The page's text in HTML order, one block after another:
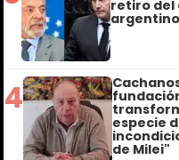
retiro del
4
especie
de Milei"